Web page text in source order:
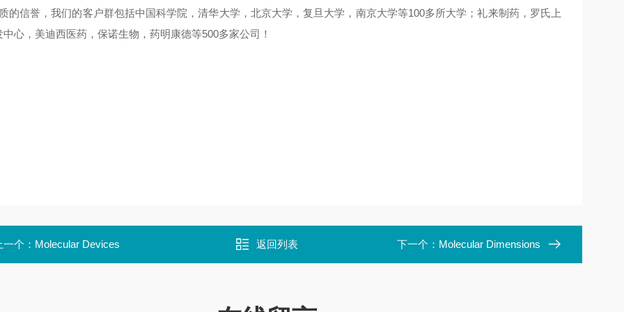
的信誉，我们的客户群包括中国科学院，清华大学，北京大学，复旦大学，南京大学等100多所大学；礼来制药，罗氏上
中心，美迪西医药，保诺生物，药明康德等500多家公司！
一个： Molecular Devices 返回列表 下一个： Molecular Dimensions